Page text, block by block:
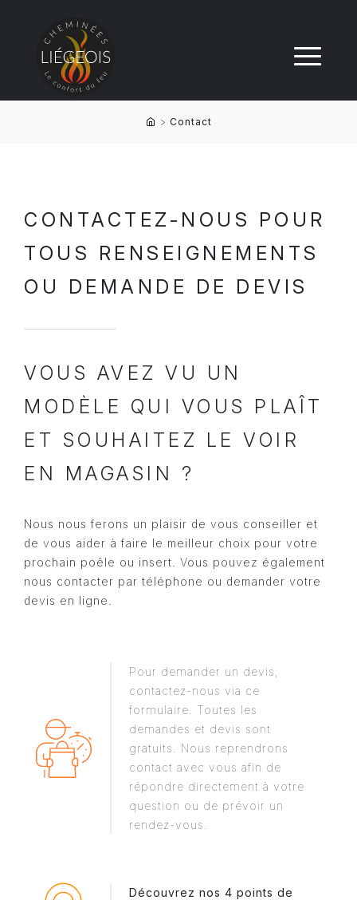
> Contact
CONTACTEZ-NOUS POUR
TOUS RENSEIGNEMENTS
OU DEMANDE DE DEVIS
VOUS AVEZ VU UN
MODÈLE QUI VOUS PLAÎT
ET SOUHAITEZ LE VOIR
EN MAGASIN ?
Nous nous ferons un plaisir de vous conseiller et
de vous aider à faire le meilleur choix pour votre
prochain poêle ou insert. Vous pouvez également
nous contacter par téléphone ou demander votre
devis en ligne.
Pour demander un devis,
contactez-nous via ce
formulaire. Toutes les
demandes et devis sont
gratuits. Nous reprendrons
contact avec vous afin de
répondre directement à votre
question ou de prévoir un
rendez-vous.
Découvrez nos 4 points de